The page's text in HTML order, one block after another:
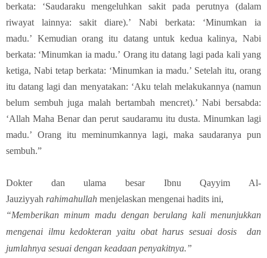
berkata: ‘Saudaraku mengeluhkan sakit pada perutnya (dalam
riwayat lainnya: sakit diare).’ Nabi berkata: ‘Minumkan ia
madu.’ Kemudian orang itu datang untuk kedua kalinya, Nabi
berkata: ‘Minumkan ia madu.’ Orang itu datang lagi pada kali yang
ketiga, Nabi tetap berkata: ‘Minumkan ia madu.’ Setelah itu, orang
itu datang lagi dan menyatakan: ‘Aku telah melakukannya (namun
belum sembuh juga malah bertambah mencret).’Nabi bersabda:
‘Allah Maha Benar dan perut saudaramu itu dusta. Minumkan lagi
madu.’ Orang itu meminumkannya lagi, maka saudaranya pun
sembuh.”
Dokter dan ulama besar Ibnu Qayyim Al-
Jauziyyah rahimahullah menjelaskan mengenai hadits ini,
“Memberikan minum madu dengan berulang kali menunjukkan
mengenai ilmu kedokteran yaitu obat harus sesuai dosis dan
jumlahnya sesuai dengan keadaan penyakitnya.”